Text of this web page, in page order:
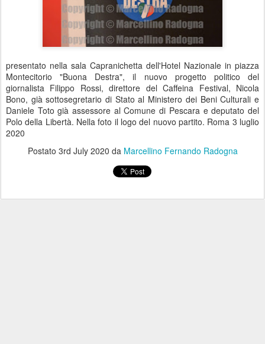
presentato nella sala Capranichetta dell'Hotel Nazionale in piazza
Montecitorio "Buona Destra", il nuovo progetto politico del
giornalista Filippo Rossi, direttore del Caffeina Festival, Nicola
Bono, già sottosegretario di Stato al Ministero dei Beni Culturali e
Daniele Toto già assessore al Comune di Pescara e deputato del
Polo della Libertà. Nella foto il logo del nuovo partito. Roma 3 luglio
2020
Postato 3rd July 2020 da Marcellino Fernando Radogna